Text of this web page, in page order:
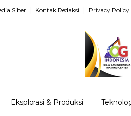
Siber Kontak Redaksi Privacy Policy
Eksplorasi & Produksi